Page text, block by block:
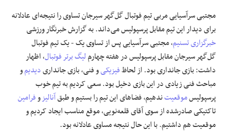
مجتبی سرآسیایی مربی تیم فوتبال گل‌گهر سیرجان تساوی را نتیجه‌ای عادلانه
برای دیدار این تیم مقابل پرسپولیس می‌داند. به گزارش خبرنگار ورزشی
خبرگزاری تسنیم، مجتبی سرآسیایی پس از تساوی یک - یک تیم فوتبال
گل‌گهر سیرجان مقابل پرسپولیس در هفته چهارملیگ برتر فوتبال، اظهار
داشت: بازی جانداری بود. از لحاظفیزیکیو فنی، بازی جانداریدیدیمو
مباحث فنی زیادی در این بازی دخیل بود. سعی کردیم به تیم خوب
پرسپولیسموقعیتندهیم، فضاهای این تیم را بستیم و طبقآنالیزوفرامین
تاکتیکی صادرشده از سوی آقای قلعه‌نویی، موقع مناسب ایجاد کردیم و
موقعیت هم داشتیم. با این حال نتیجه مساوی عادلانه بود.